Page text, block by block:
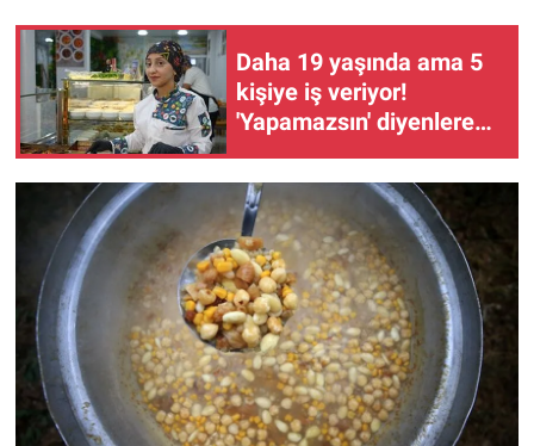
Daha 19 yaşında ama 5
kişiye iş veriyor!
'Yapamazsın' diyenlere